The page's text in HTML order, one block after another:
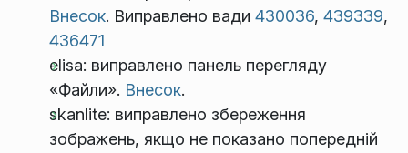
Внесок. Виправлено вади 430036, 439339,
436471
elisa: виправлено панель перегляду
«Файли». Внесок.
skanlite: виправлено збереження
зображень, якщо не показано попередній